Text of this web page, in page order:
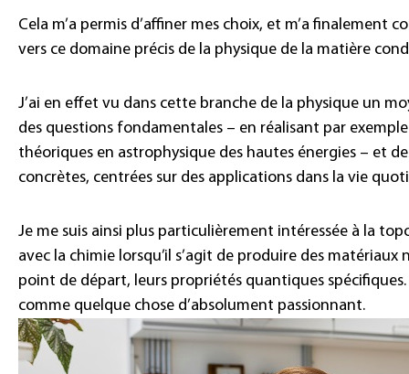
Cela m’a permis d’affiner mes choix, et m’a finalement
vers ce domaine précis de la physique de la matière
J’ai en effet vu dans cette branche de la physique un
des questions fondamentales – en réalisant par
théoriques en astrophysique des hautes énergies – et
concrètes, centrées sur des applications dans la vie
Je me suis ainsi plus particulièrement intéressée à la
avec la chimie lorsqu’il s’agit de produire des matériaux
point de départ, leurs propriétés quantiques spécifiques.
comme quelque chose d’absolument passionnant.